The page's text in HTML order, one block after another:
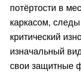
потёртости в
каркасом,
критический
изначальный
свои защитные